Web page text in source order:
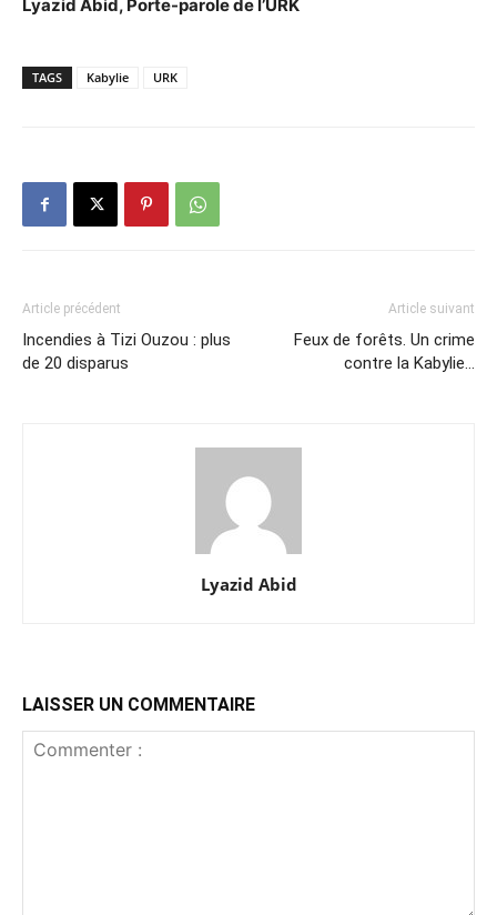
Lyazid Abid, Porte-parole de l’URK
TAGS Kabylie URK
Article précédent
Incendies à Tizi Ouzou : plus
de 20 disparus
Article suivant
Feux de forêts. Un crime
contre la Kabylie…
Lyazid Abid
LAISSER UN COMMENTAIRE